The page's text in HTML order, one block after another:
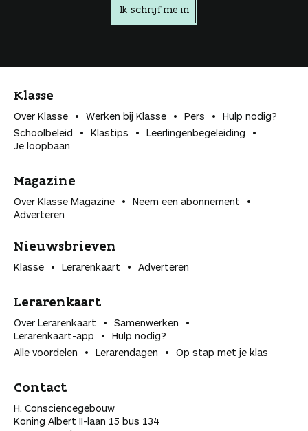
Ik schrijf me in
Klasse
Over Klasse Werken bij Klasse Pers
Hulp nodig?
Schoolbeleid
Klastips
Leerlingen­begeleiding
Je loopbaan
Magazine
Over Klasse Magazine
Neem een abonnement
Adverteren
Nieuwsbrieven
Klasse Lerarenkaart Adverteren
Lerarenkaart
Over Lerarenkaart
Samenwerken
Lerarenkaart-app
Hulp nodig?
Alle voordelen
Lerarendagen Op stap met je klas
Contact
H. Consciencegebouw
Koning Albert II-laan 15 bus 134